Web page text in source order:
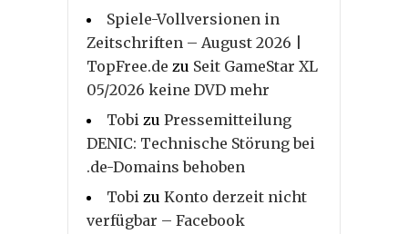
Spiele-Vollversionen in
Zeitschriften – August 2026 |
TopFree.de zu Seit GameStar XL
05/2026 keine DVD mehr
Tobi zu Pressemitteilung
DENIC: Technische Störung bei
.de-Domains behoben
Tobi zu Konto derzeit nicht
verfügbar – Facebook